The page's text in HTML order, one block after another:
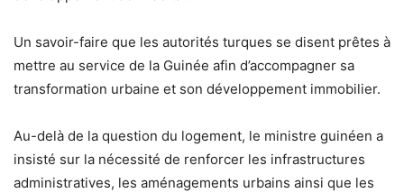
Un savoir-faire que les autorités turques se disent prêtes à
mettre au service de la Guinée afin d’accompagner sa
transformation urbaine et son développement immobilier.
Au-delà de la question du logement, le ministre guinéen a
insisté sur la nécessité de renforcer les infrastructures
administratives, les aménagements urbains ainsi que les